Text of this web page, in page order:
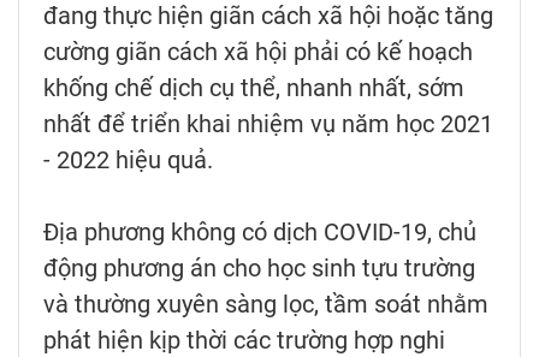
đang thực hiện giãn cách xã hội hoặc tăng
cường giãn cách xã hội phải có kế hoạch
khống chế dịch cụ thể, nhanh nhất, sớm
nhất để triển khai nhiệm vụ năm học 2021
- 2022 hiệu quả.
Địa phương không có dịch COVID-19, chủ
động phương án cho học sinh tựu trường
và thường xuyên sàng lọc, tầm soát nhằm
phát hiện kịp thời các trường hợp nghi